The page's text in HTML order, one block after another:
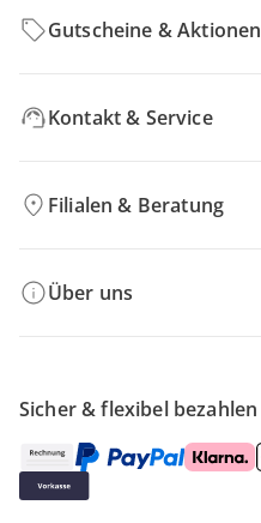
Gutscheine & Aktionen
Kontakt & Service
Filialen & Beratung
Über uns
Sicher & flexibel bezahlen